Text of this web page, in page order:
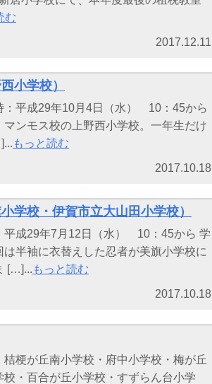
む
2017.12.11
小学校）
：平成29年10月4日（水） 10：45から
ンモス校の上野西小学校。一年生だけ
もっと読む
2017.10.18
校・伊賀市立大山田小学校）
平成29年7月12日（水） 10：45から 学
半袖に衣替えした忍者が美旗小学校に
[…]... もっと読む
2017.10.18
梗が丘南小学校・府中小学校・梅が丘
・百合が丘小学校・すずらん台小学